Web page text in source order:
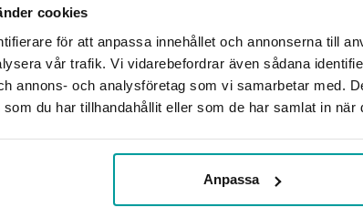
cookies
för att anpassa innehållet och annonserna till
vår trafik. Vi vidarebefordrar även sådana
annons- och analysföretag som vi samarbetar med.
du har tillhandahållit eller som de har samlat in när
Anpassa
VIKT CA (GRAM)
TOTAL CARAT